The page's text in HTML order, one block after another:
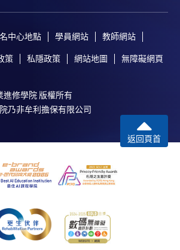
中心地點 學員網站 教師網站
策 私隱政策 網站地圖 無障礙網頁
修學院 版權所有
乃非牟利擔保有限公司
返回頁首